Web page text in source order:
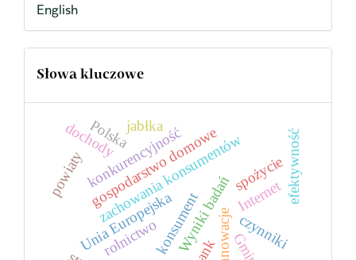
English
Słowa kluczowe
konsument
zachowania konsumentów
Wyniki badań
gospodarstwo domowe
konkurencyjność
innowacje
spożycie
Unia Europejska
rolnictwo
Polska
czynniki
Internet
jabłka
dochody
bank
efektywność
powiaty